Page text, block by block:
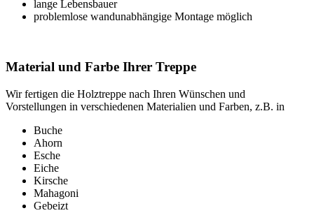
lange Lebensbauer
problemlose wandunabhängige Montage möglich
Material und Farbe Ihrer Treppe
Wir fertigen die Holztreppe nach Ihren Wünschen und
Vorstellungen in verschiedenen Materialien und Farben, z.B. in
Buche
Ahorn
Esche
Eiche
Kirsche
Mahagoni
Gebeizt